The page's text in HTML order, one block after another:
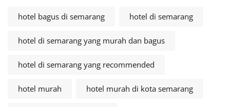
hotel bagus di semarang hotel di semarang
hotel di semarang yang murah dan bagus
hotel di semarang yang recommended
hotel murah hotel murah di kota semarang